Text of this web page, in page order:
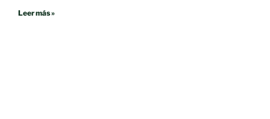
Leer más »